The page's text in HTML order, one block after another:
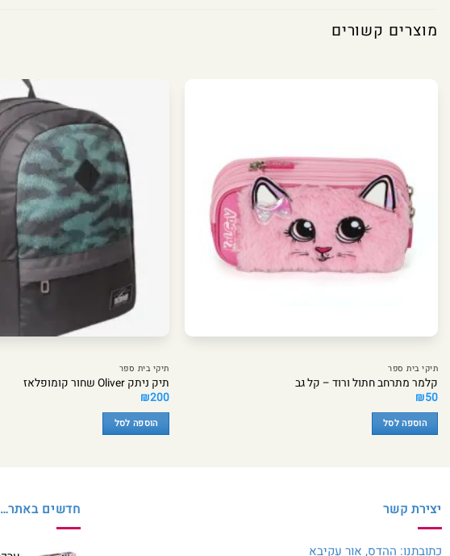
מוצרים קשורים
תיקי בית ספר
קלמר מתרחב חתול ורוד – קל גב
₪50
הוספה לסל
תיקי בית ספר
תיק ניתק Oliver שחור קומופלאז
₪200
הוספה לסל
יצירת קשר
כתובתנו: ההדס, אור עקיבא
חדשים באתר…